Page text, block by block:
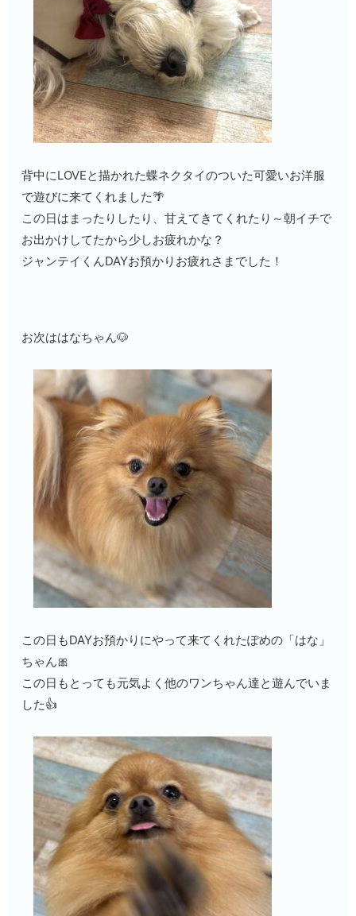
背中にLOVEと描かれた蝶ネクタイのついた可愛いお洋服
で遊びに来てくれました🌴
この日はまったりしたり、甘えてきてくれたり～朝イチで
お出かけしてたから少しお疲れかな？
ジャンテイくんDAYお預かりお疲れさまでした！
お次ははなちゃん🐶
この日もDAYお預かりにやって来てくれたぽめの「はな」
ちゃん🎀
この日もとっても元気よく他のワンちゃん達と遊んでいま
した👍